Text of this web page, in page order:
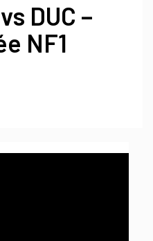
DUC –
NF1